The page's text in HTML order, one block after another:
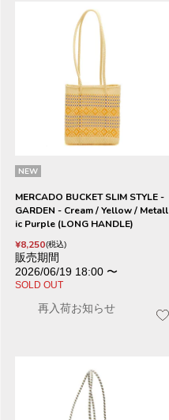
NEW
MERCADO BUCKET SLIM STYLE -
GARDEN - Cream / Yellow / Metall
ic Purple (LONG HANDLE)
¥8,250 税込
販売期間
2026/06/19 18:00 〜
SOLD OUT
再入荷お知らせ